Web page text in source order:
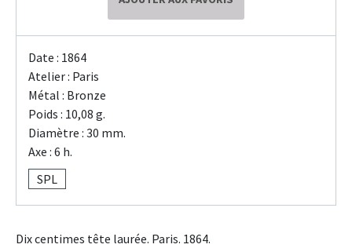
Date : 1864
Atelier : Paris
Métal : Bronze
Poids : 10,08 g.
Diamètre : 30 mm.
Axe : 6 h.
SPL
Dix centimes tête laurée. Paris. 1864.